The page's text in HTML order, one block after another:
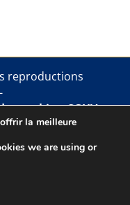
reproductions
cookies.CGUV
la meilleure
we are using or